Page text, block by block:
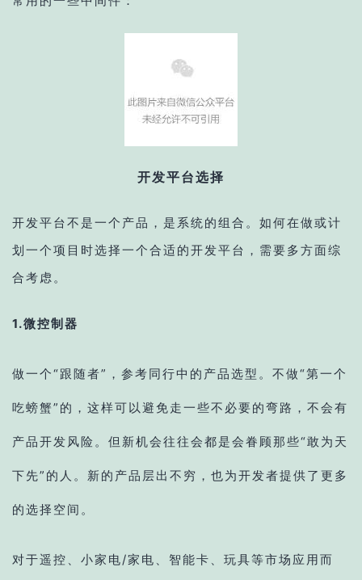
开发平台选择
开发平台不是一个产品，是系统的组合。 如何在做或计
划一个项目时选择一个合适的开发平台，需要多方面综
合考虑。
1.微控制器
做一个“跟随者”，参考同行中的产品选型。不做“第一个
吃螃蟹”的，这样可以避免走一些不必要的弯路，不会有
产品开发风险。但新机会往往会都是会眷顾那些“敢为天
下先”的人。新的产品层出不穷，也为开发者提供了更多
的选择空间。
对于遥控、小家电/家电、智能卡、玩具等市场应用而